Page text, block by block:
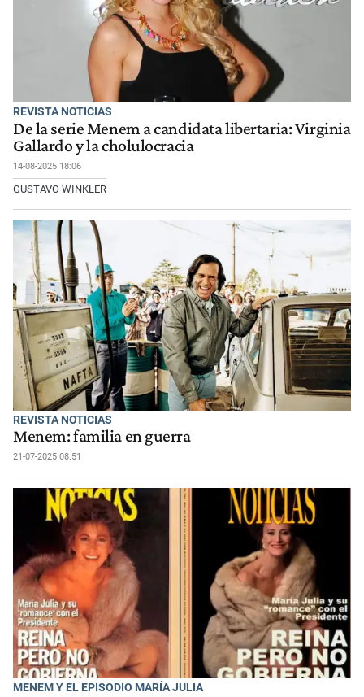
REVISTA NOTICIAS
De la serie Menem a candidata libertaria: Virginia
Gallardo y la cholulocracia
14-08-2025 18:06
GUSTAVO WINKLER
REVISTA NOTICIAS
Menem: familia en guerra
21-07-2025 08:51
MENEM Y EL EPISODIO MARÍA JULIA